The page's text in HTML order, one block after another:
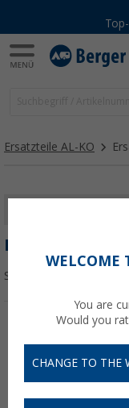
Top-
Ersatzteile AL-KO
ERSATZTEILE
Sortieren:
WELCOME
You are
Would you
CHANGE TO THE